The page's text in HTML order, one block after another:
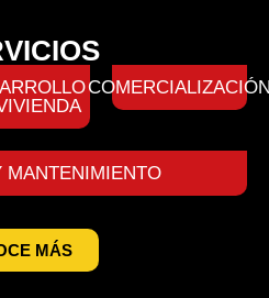
MANTENIMIENTO
MÁS